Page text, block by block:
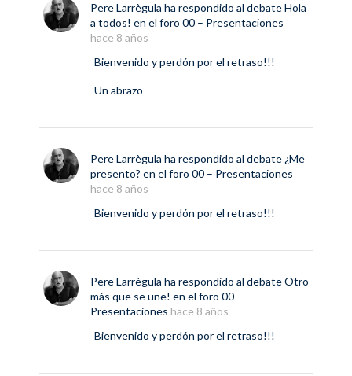
Pere Larrègula ha respondido al debateHola
a todos! en el foro 00 – Presentaciones
hace 8 años
Bienvenido y perdón por el retraso!!!
Un abrazo
Pere Larrègula ha respondido al debate¿Me
presento? en el foro 00 – Presentaciones
hace 8 años
Bienvenido y perdón por el retraso!!!
Pere Larrègula ha respondido al debateOtro
más que se une! en el foro 00 –
Presentaciones hace 8 años
Bienvenido y perdón por el retraso!!!